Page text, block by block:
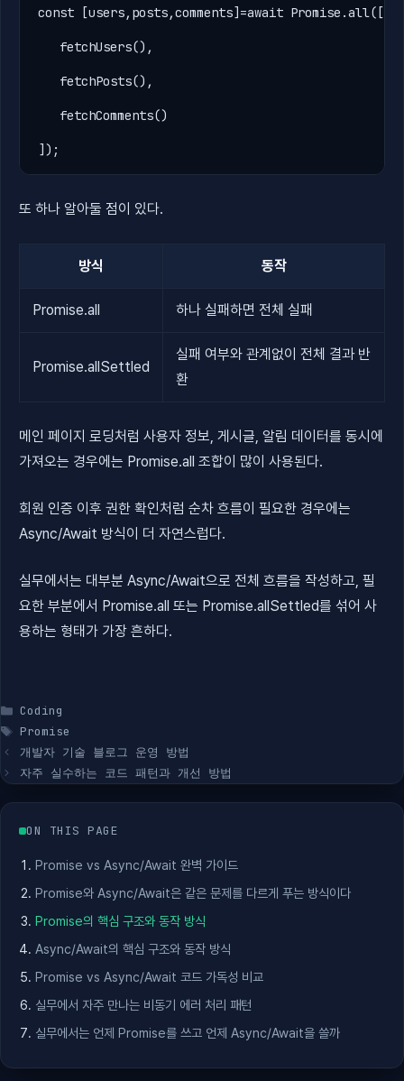
const [users, posts,comments] =await Promise .all([
fetchUsers(),
fetchPosts(),
fetchComments()
]);
또 하나 알아둘 점이 있다.
방식 동작
Promise.all 하나 실패하면 전체 실패
Promise.allSettled
실패 여부와 관계없이 전체 결과 반
환
메인 페이지 로딩처럼 사용자 정보, 게시글, 알림 데이터를 동시에
가져오는 경우에는 Promise.all 조합이 많이 사용된다.
회원 인증 이후 권한 확인처럼 순차 흐름이 필요한 경우에는
Async/Await 방식이 더 자연스럽다.
실무에서는 대부분 Async/Await으로 전체 흐름을 작성하고, 필
요한 부분에서 Promise.all 또는 Promise.allSettled를 섞어 사
용하는 형태가 가장 흔하다.
카
테
리
Coding
태
그
Promise
개발자 기술 블로그 운영 방법
자주 실수하는 코드 패턴과 개선 방법
ON THIS PAGE
Promise vs Async/Await 완벽 가이드
Promise와 Async/Await은 같은 문제를 다르게 푸는 방식이다
Promise의 핵심 구조와 동작 방식
Async/Await의 핵심 구조와 동작 방식
Promise vs Async/Await 코드 가독성 비교
실무에서 자주 만나는 비동기 에러 처리 패턴
실무에서는 언제 Promise를 쓰고 언제 Async/Await을 쓸까